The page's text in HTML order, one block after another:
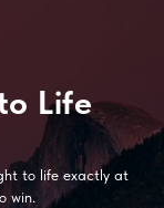
Life
to life exactly at
win.